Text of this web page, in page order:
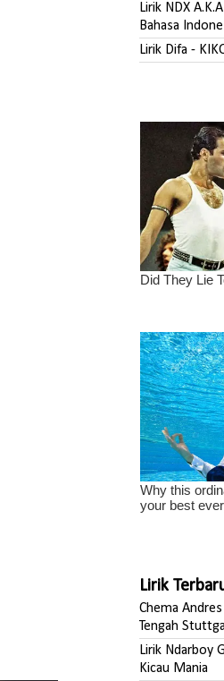
Lirik NDX
Bahasa
Lirik Difa -
Lirik
Chema
Tengah
Lirik Ndarboy
Kicau Mania